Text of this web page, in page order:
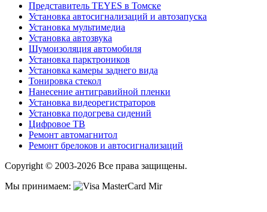
Представитель TEYES в Томске
Установка автосигнализаций и автозапуска
Установка мультимедиа
Установка автозвука
Шумоизоляция автомобиля
Установка парктроников
Установка камеры заднего вида
Тонировка стекол
Нанесение антигравийной пленки
Установка видеорегистраторов
Установка подогрева сидений
Цифровое ТВ
Ремонт автомагнитол
Ремонт брелоков и автосигнализаций
Copyright © 2003-2026 Все права защищены.
Мы принимаем: